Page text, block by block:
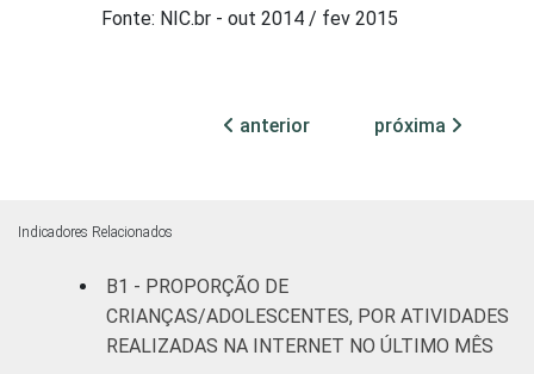
Fonte: NIC.br - out 2014 / fev 2015
anterior próxima
Indicadores Relacionados
B1 - PROPORÇÃO DE
CRIANÇAS/ADOLESCENTES, POR ATIVIDADES
REALIZADAS NA INTERNET NO ÚLTIMO MÊS